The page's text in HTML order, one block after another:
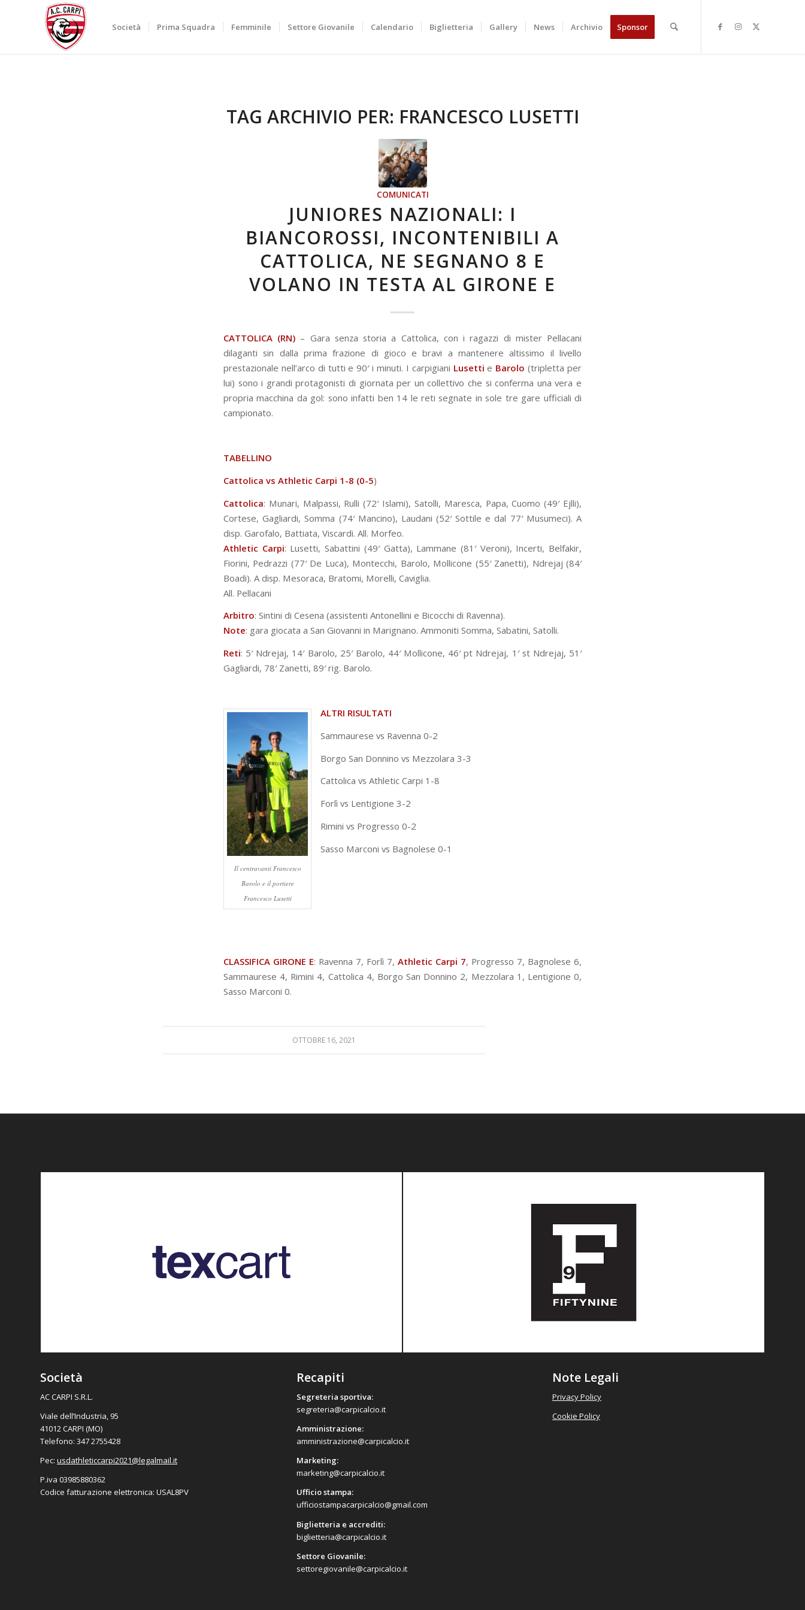
Società Prima Squadra Femminile Settore Giovanile Calendario Biglietteria Gallery News Archivio Sponsor
TAG ARCHIVIO PER: FRANCESCO LUSETTI
COMUNICATI
JUNIORES NAZIONALI: I
BIANCOROSSI, INCONTENIBILI A
CATTOLICA, NE SEGNANO 8 E
VOLANO IN TESTA AL GIRONE E
CATTOLICA (RN) – Gara senza storia a Cattolica, con i ragazzi di mister Pellacani
dilaganti sin dalla prima frazione di gioco e bravi a mantenere altissimo il livello
prestazionale nell’arco di tutti e 90′ i minuti. I carpigiani Lusetti e Barolo (tripletta per
lui) sono i grandi protagonisti di giornata per un collettivo che si conferma una vera e
propria macchina da gol: sono infatti ben 14 le reti segnate in sole tre gare ufficiali di
campionato.
TABELLINO
Cattolica vs Athletic Carpi 1-8 (0-5)
Cattolica: Munari, Malpassi, Rulli (72′ Islami), Satolli, Maresca, Papa, Cuomo (49′ Ejlli),
Cortese, Gagliardi, Somma (74′ Mancino), Laudani (52′ Sottile e dal 77′ Musumeci). A
disp. Garofalo, Battiata, Viscardi. All. Morfeo.
Athletic Carpi: Lusetti, Sabattini (49′ Gatta), Lammane (81′ Veroni), Incerti, Belfakir,
Fiorini, Pedrazzi (77′ De Luca), Montecchi, Barolo, Mollicone (55′ Zanetti), Ndrejaj (84′
Boadi). A disp. Mesoraca, Bratomi, Morelli, Caviglia.
All. Pellacani
Arbitro: Sintini di Cesena (assistenti Antonellini e Bicocchi di Ravenna).
Note: gara giocata a San Giovanni in Marignano. Ammoniti Somma, Sabatini, Satolli.
Reti: 5′ Ndrejaj, 14′ Barolo, 25′ Barolo, 44′ Mollicone, 46′ pt Ndrejaj, 1′ st Ndrejaj, 51′
Gagliardi, 78′ Zanetti, 89′ rig. Barolo.
Il centravanti Francesco
Barolo e il portiere
Francesco Lusetti
ALTRI RISULTATI
Sammaurese vs Ravenna 0-2
Borgo San Donnino vs Mezzolara 3-3
Cattolica vs Athletic Carpi 1-8
Forlì vs Lentigione 3-2
Rimini vs Progresso 0-2
Sasso Marconi vs Bagnolese 0-1
CLASSIFICA GIRONE E: Ravenna 7, Forlì 7, Athletic Carpi 7, Progresso 7, Bagnolese 6,
Sammaurese 4, Rimini 4, Cattolica 4, Borgo San Donnino 2, Mezzolara 1, Lentigione 0,
Sasso Marconi 0.
OTTOBRE 16, 2021
Società
AC CARPI S.R.L.
Viale dell’Industria, 95
41012 CARPI (MO)
Telefono: 347 2755428
Pec: usdathleticcarpi2021@legalmail.it
P.iva 03985880362
Codice fatturazione elettronica: USAL8PV
Recapiti
Segreteria sportiva:
segreteria@carpicalcio.it
Amministrazione:
amministrazione@carpicalcio.it
Marketing:
marketing@carpicalcio.it
Ufficio stampa:
ufficiostampacarpicalcio@gmail.com
Biglietteria e accrediti:
biglietteria@carpicalcio.it
Settore Giovanile:
settoregiovanile@carpicalcio.it
Note Legali
Privacy Policy
Cookie Policy